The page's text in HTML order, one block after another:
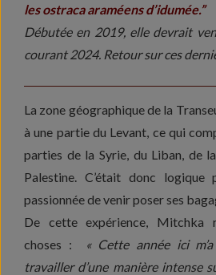
les ostraca araméens d’idumée.”
Débutée en 2019, elle devrait
courant 2024. Retour sur ces
La zone géographique de la
à une partie du Levant, ce qui
parties de la Syrie, du Liban, de
Palestine. C’était donc
passionnée de venir poser ses
De cette expérience, Mitchka
choses :
« Cette année ici
travailler d’une manière intense